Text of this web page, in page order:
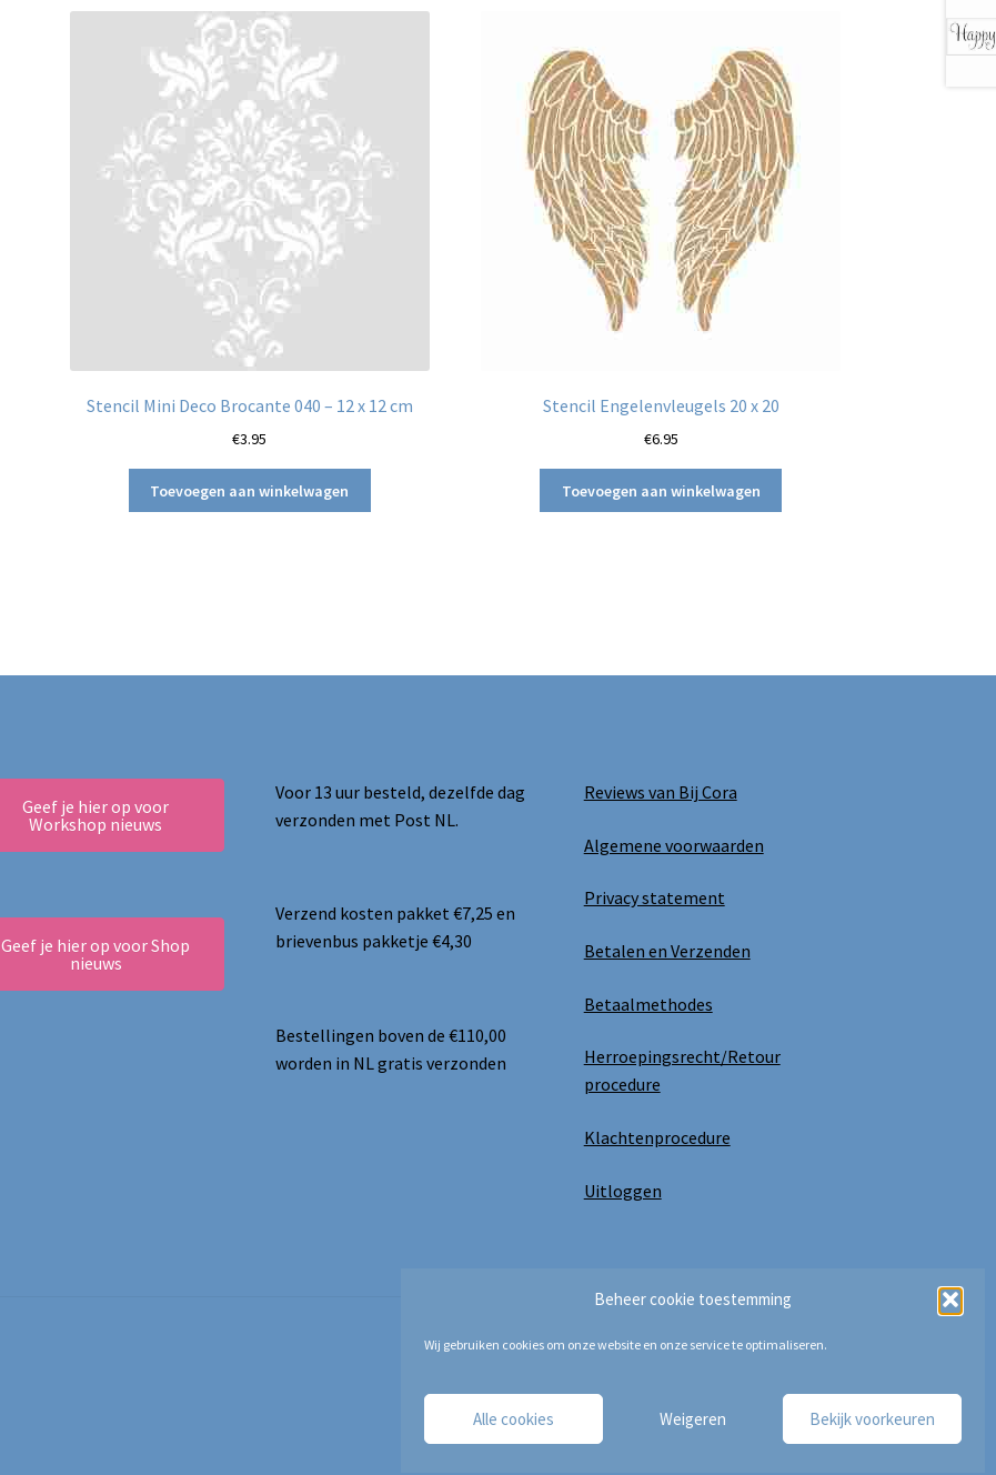
Beheer cookie toestemming
Wij gebruiken cookies om onze website en onze service te optimaliseren.
Alle cookies Weigeren Bekijk voorkeuren
Stencil Mini Deco Brocante 040 – 12 x 12 cm
€3.95
Toevoegen aan winkelwagen
Stencil Engelenvleugels 20 x 20
€6.95
Toevoegen aan winkelwagen
Geef je hier op voor
Workshop nieuws
Geef je hier op voor Shop
nieuws
Voor 13 uur besteld, dezelfde dag
verzonden met Post NL.
Verzend kosten pakket €7,25 en
brievenbus pakketje €4,30
Bestellingen boven de €110,00
worden in NL gratis verzonden
Reviews van Bij Cora
Algemene voorwaarden
Privacy statement
Betalen en Verzenden
Betaalmethodes
Herroepingsrecht/Retour
procedure
Klachtenprocedure
Uitloggen